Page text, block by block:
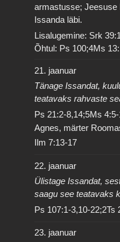
armastusse; Jeesuse
Issanda läbi.
Lisalugemine: Srk
Õhtul: Ps 100;4Ms
21. jaanuar
Tänage Issandat,
teatavaks rahvaste
Ps 21:2-8,14;5Ms
Agnes, märter
Ilm 7:13-17
22. jaanuar
Ülistage Issandat,
saagu see teatavaks
Ps 107:1-3,10-22;2Ts
23. jaanuar